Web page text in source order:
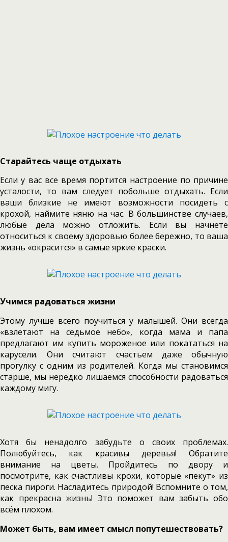
Старайтесь чаще отдыхать
Если у вас все время портится настроение по причине
усталости, то вам следует побольше отдыхать. Если
ваши близкие не имеют возможности посидеть с
крохой, наймите няню на час. В большинстве случаев,
любые дела можно отложить. Если вы начнете
относиться к своему здоровью более бережно, то ваша
жизнь «окрасится» в самые яркие краски.
Учимся радоваться жизни
Этому лучше всего поучиться у малышей. Они всегда
«взлетают на седьмое небо», когда мама и папа
предлагают им купить мороженое или покататься на
карусели. Они считают счастьем даже обычную
прогулку с одним из родителей. Когда мы становимся
старше, мы нередко лишаемся способности радоваться
каждому мигу.
Хотя бы ненадолго забудьте о своих проблемах.
Полюбуйтесь, как красивы деревья! Обратите
внимание на цветы. Пройдитесь по двору и
посмотрите, как счастливы крохи, которые «пекут» из
песка пироги. Насладитесь природой! Вспомните о том,
как прекрасна жизнь! Это поможет вам забыть обо
всём плохом.
Может быть, вам имеет смысл попутешествовать?